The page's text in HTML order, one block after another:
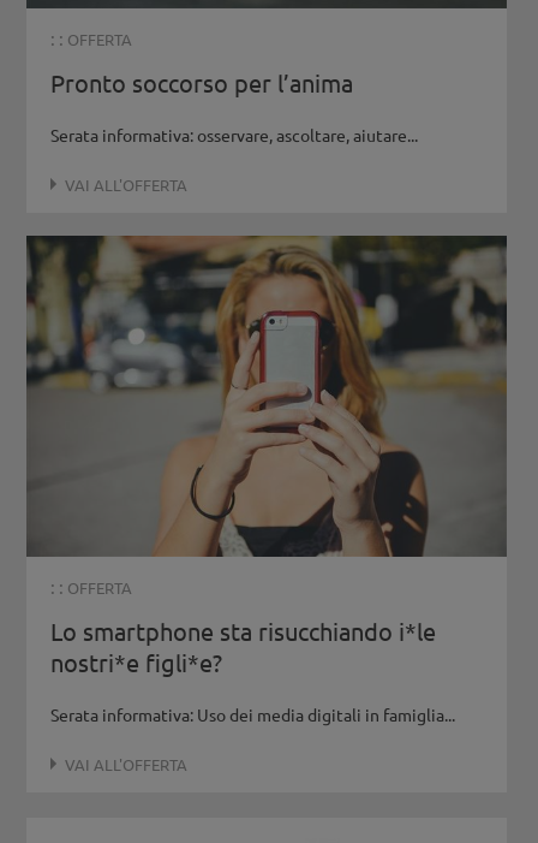
: : OFFERTA
Pronto soccorso per l’anima
Serata informativa: osservare, ascoltare, aiutare...
VAI ALL'OFFERTA
: : OFFERTA
Lo smartphone sta risucchiando i*le
nostri*e figli*e?
Serata informativa: Uso dei media digitali in famiglia...
VAI ALL'OFFERTA